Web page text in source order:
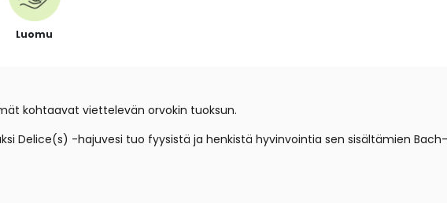
Luomu
kohtaavat viettelevän orvokin tuoksun.
Delice(s) -hajuvesi tuo fyysistä ja henkistä hyvinvointia sen sisältämien